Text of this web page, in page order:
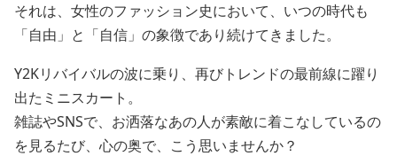
それは、女性のファッション史において、いつの時代も
「自由」と「自信」の象徴であり続けてきました。
Y2Kリバイバルの波に乗り、再びトレンドの最前線に躍り
出たミニスカート。
雑誌やSNSで、お洒落なあの人が素敵に着こなしているの
を見るたび、心の奥で、こう思いませんか？